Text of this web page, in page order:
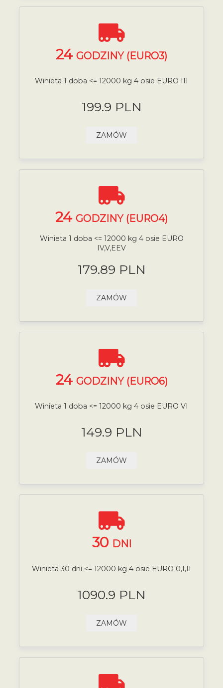
24 GODZINY (EURO3)
Winieta 1 doba <= 12000 kg 4 osie EURO III
199.9 PLN
ZAMÓW
24 GODZINY (EURO4)
Winieta 1 doba <= 12000 kg 4 osie EURO
IV,V,EEV
179.89 PLN
ZAMÓW
24 GODZINY (EURO6)
Winieta 1 doba <= 12000 kg 4 osie EURO VI
149.9 PLN
ZAMÓW
30 DNI
Winieta 30 dni <= 12000 kg 4 osie EURO 0,I,II
1090.9 PLN
ZAMÓW